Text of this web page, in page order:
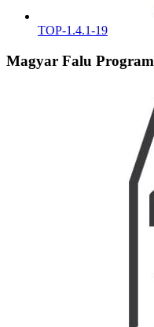
TOP-1.4.1-19
Magyar Falu Program